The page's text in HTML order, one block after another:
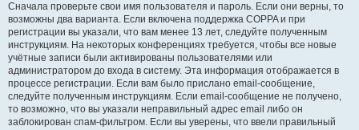
Сначала проверьте свои имя пользователя и пароль. Если они верны, то
возможны два варианта. Если включена поддержка COPPA и при
регистрации вы указали, что вам менее 13 лет, следуйте полученным
инструкциям. На некоторых конференциях требуется, чтобы все новые
учётные записи были активированы пользователями или
администратором до входа в систему. Эта информация отображается в
процессе регистрации. Если вам было прислано email-сообщение,
следуйте полученным инструкциям. Если email-сообщение не получено,
то возможно, что вы указали неправильный адрес email либо он
заблокирован спам-фильтром. Если вы уверены, что ввели правильный